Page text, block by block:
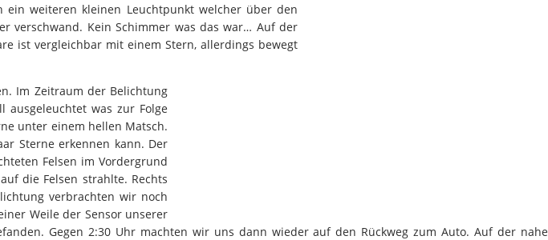
weiteren kleinen Leuchtpunkt welcher über den
verschwand. Kein Schimmer was das war… Auf der
ist vergleichbar mit einem Stern, allerdings bewegt
Im Zeitraum der Belichtung
was zur Folge
unter einem hellen Matsch.
Sterne erkennen kann. Der
Felsen im Vordergrund
die Felsen strahlte. Rechts
verbrachten wir noch
Weile der Sensor unserer
Gegen 2:30 Uhr machten wir uns dann wieder auf den Rückweg zum Auto. Auf der nahe